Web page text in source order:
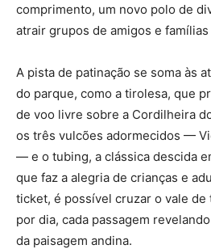
comprimento, um novo polo de
atrair grupos de amigos e
A pista de patinação se soma às
do parque, como a tirolesa, que
de voo livre sobre a Cordilheira
os três vulcões adormecidos —
— e o tubing, a clássica descida
que faz a alegria de crianças e
ticket, é possível cruzar o vale
por dia, cada passagem
da paisagem andina.